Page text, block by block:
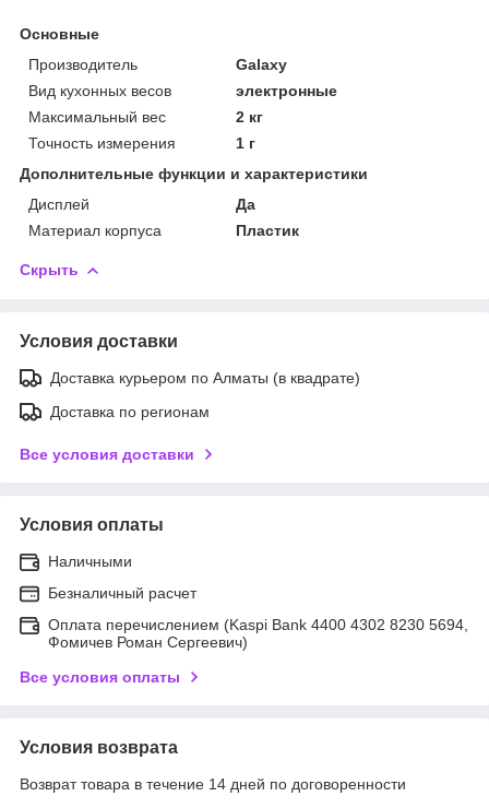
Основные
Производитель
Galaxy
Вид кухонных весов
электронные
Максимальный вес
2 кг
Точность измерения
1 г
Дополнительные функции и характеристики
Дисплей
Да
Материал корпуса
Пластик
Скрыть
Условия доставки
Доставка курьером по Алматы (в квадрате)
Доставка по регионам
Все условия доставки
Условия оплаты
Наличными
Безналичный расчет
Оплата перечислением (Kaspi Bank 4400 4302 8230 5694,
Фомичев Роман Сергеевич)
Все условия оплаты
Условия возврата
Возврат товара в течение 14 дней по договоренности